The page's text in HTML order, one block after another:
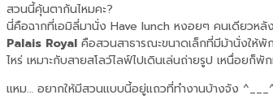
สวนนี้คุ้นตากันไหมคะ?
นี่คือฉากที่เอมิลี่มานั่ง Have lunch หงอยๆ คนเดียวหลั
Palais Royal คือสวนสาธารณะขนาดเล็กที่มีม้านั่งให้พั
ไหร่ เหมาะกับสายสโลว์ไลฟ์ไปเดินเล่นถ่ายรูป เหนื่อ
แหม… อยากให้มีสวนแบบนี้อยู่แถวที่ทำงานบ้างจัง